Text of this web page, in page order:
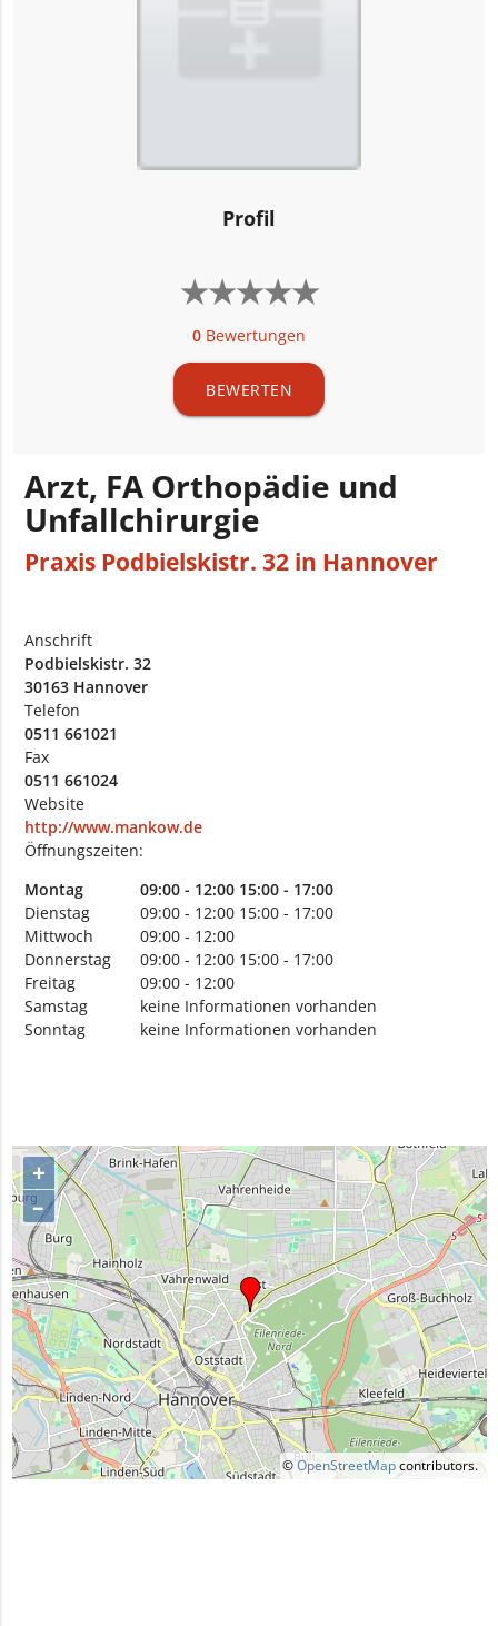
Profil
★★★★★
★★★★★
0 Bewertungen
BEWERTEN
Arzt, FA Orthopädie und
Unfallchirurgie
Praxis Podbielskistr. 32 in Hannover
Anschrift
Podbielskistr. 32
30163 Hannover
Telefon
0511 661021
Fax
0511 661024
Website
http://www.mankow.de
Öffnungszeiten:
Montag
09:00 - 12:00 15:00 - 17:00
Dienstag
09:00 - 12:00 15:00 - 17:00
Mittwoch
09:00 - 12:00
Donnerstag
09:00 - 12:00 15:00 - 17:00
Freitag
09:00 - 12:00
Samstag
keine Informationen vorhanden
Sonntag
keine Informationen vorhanden
+
–
©OpenStreetMapcontributors.